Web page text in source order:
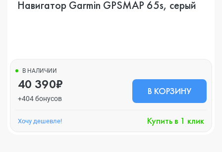
Навигатор Garmin GPSMAP 65s, серый
В НАЛИЧИИ
40 390₽
+404 бонусов
В КОРЗИНУ
Хочу дешевле! Купить в 1 клик